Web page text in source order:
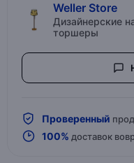
Weller Store
Дизайнерские
торшеры
Проверенный
100% доставок